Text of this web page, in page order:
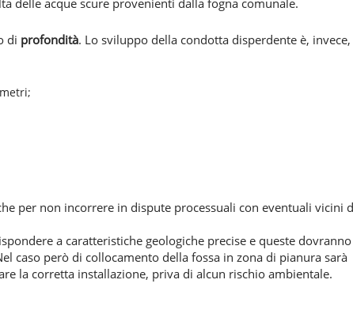
delle acque scure provenienti dalla fogna comunale.
di profondità. Lo sviluppo della condotta disperdente è, invece,
per non incorrere in dispute processuali con eventuali vicini
a caratteristiche geologiche precise e queste dovranno
caso però di collocamento della fossa in zona di pianura sarà
la corretta installazione, priva di alcun rischio ambientale.